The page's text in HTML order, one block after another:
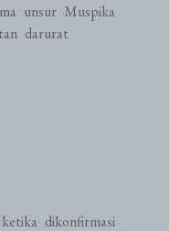
unsur Muspika
darurat
dikonfirmasi